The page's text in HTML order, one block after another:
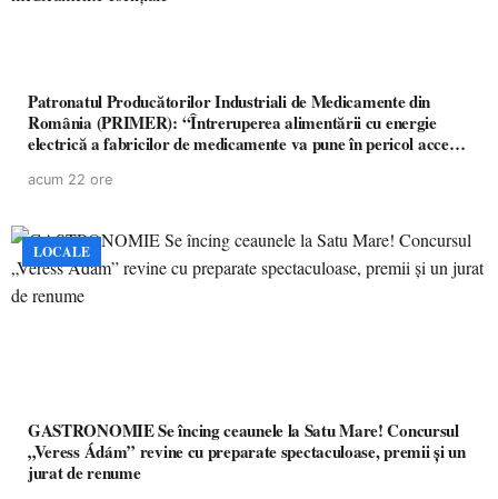
Patronatul Producătorilor Industriali de Medicamente din
România (PRIMER): “Întreruperea alimentării cu energie
electrică a fabricilor de medicamente va pune în pericol accesul
acum 22 ore
LOCALE
GASTRONOMIE Se încing ceaunele la Satu Mare! Concursul
„Veress Ádám” revine cu preparate spectaculoase, premii și un
jurat de renume